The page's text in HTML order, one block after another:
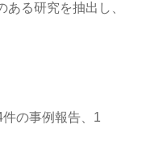
る研究を抽出し、
件の事例報告、1